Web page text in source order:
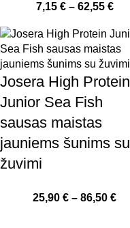
7,15 € – 62,55 €
Josera High Protein
Junior Sea Fish
sausas maistas
jauniems šunims su
žuvimi
25,90 € – 86,50 €